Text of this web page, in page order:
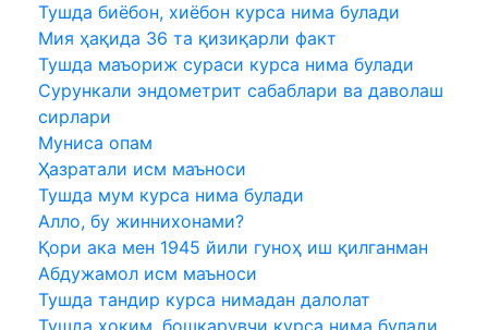
Тушда биёбон, хиёбон курса нима булади
Мия ҳақида 36 та қизиқарли факт
Тушда маъориж сураси курса нима булади
Сурункали эндометрит сабаблари ва даволаш
сирлари
Муниса опам
Ҳазратали исм маъноси
Тушда мум курса нима булади
Алло, бу жиннихонами?
Қори ака мен 1945 йили гуноҳ иш қилганман
Абдужамол исм маъноси
Тушда тандир курса нимадан далолат
Тушда хоким, бошкарувчи курса нима булади